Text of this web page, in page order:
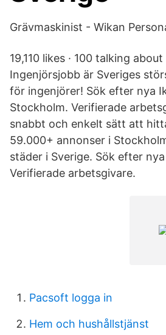
Grävmaskinist - Wikan
19,110 likes · 100 talking
Ingenjörsjobb är Sveriges
för ingenjörer! Sök efter nya
Stockholm. Verifierade
snabbt och enkelt sätt att
59.000+ annonser i
städer i Sverige. Sök efter
Verifierade arbetsgivare.
Pacsoft logga in
Hem och hushållstjänst